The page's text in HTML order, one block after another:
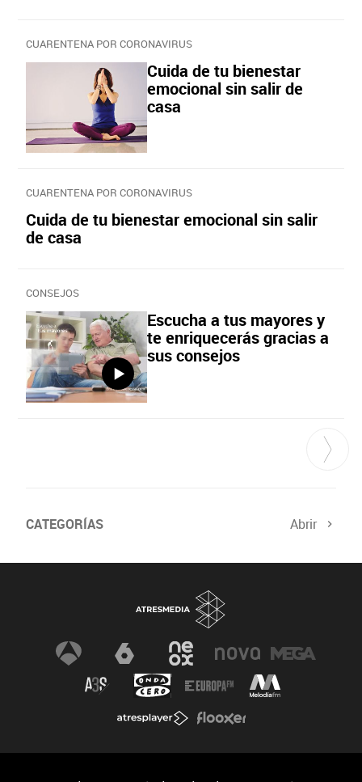
CUARENTENA POR CORONAVIRUS
Cuida de tu bienestar
emocional sin salir de
casa
CUARENTENA POR CORONAVIRUS
Cuida de tu bienestar emocional sin salir
de casa
CONSEJOS
Escucha a tus mayores y
te enriquecerás gracias a
sus consejos
CATEGORÍAS Abrir